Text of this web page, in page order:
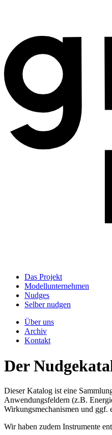
Das Projekt
Modellunternehmen
Nudges
Selber nudgen
Über uns
Archiv
Kontakt
Der
Dieser Katalog ist eine
Anwendungsfeldern (z.B.
Wirkungsmechanismen und ggf.
Wir haben zudem Instrumente